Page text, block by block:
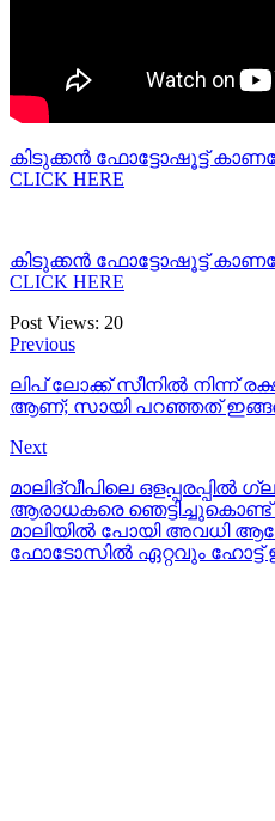
കിടുക്കന്‍ ഫോട്ടോഷൂട്ട്‌
CLICK HERE
കിടുക്കന്‍ ഫോട്ടോഷൂട്ട്‌
CLICK HERE
Post Views: 20
Previous
ലിപ് ലോക്ക് സീനിൽ നിന്ന്
ആണ്; സായി പറഞ്ഞത്
Next
മാലിദ്വീപിലെ ഒളപ്പരപ്പില്‍
ആരാധകരെ
മാലിയില്‍ പോയി അവധി
ഫോടോസില്‍ ഏറ്റവും